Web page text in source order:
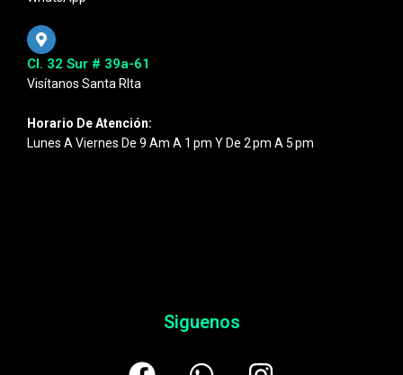
Cl. 32 Sur # 39a-61
Visítanos Santa RIta
Horario De Atención:
Lunes A Viernes De 9 Am A 1 Pm Y De 2 Pm A 5 Pm
Siguenos